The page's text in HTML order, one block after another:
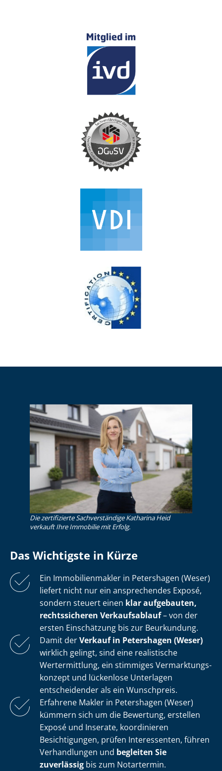
Die zertifizierte Sachverständige Katharina Heid
verkauft Ihre Immobilie mit Erfolg.
Das Wichtigste in Kürze
Ein Im­mo­bi­li­en­mak­ler in Petershagen (Weser)
liefert nicht nur ein ansprechendes Exposé,
sondern steuert einen klar aufgebauten,
rechtssicheren Verkaufsablauf– von der
ersten Einschätzung bis zur Beurkundung.
Damit derVerkauf in Petershagen (Weser)
wirklich gelingt, sind eine realistische
Wertermittlung, ein stimmiges Ver­mark­tungs­
kon­zept und lückenlose Unterlagen
entscheidender als ein Wunschpreis.
Erfahrene Makler in Petershagen (Weser)
kümmern sich um die Bewertung, erstellen
Exposé und Inserate, koordinieren
Besichtigungen, prüfen Interessenten, führen
Verhandlungen und begleiten Sie
zuverlässig bis zum Notartermin.